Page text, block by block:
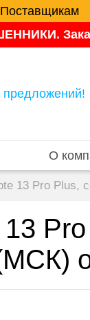
Поставщикам
О
13 Pro